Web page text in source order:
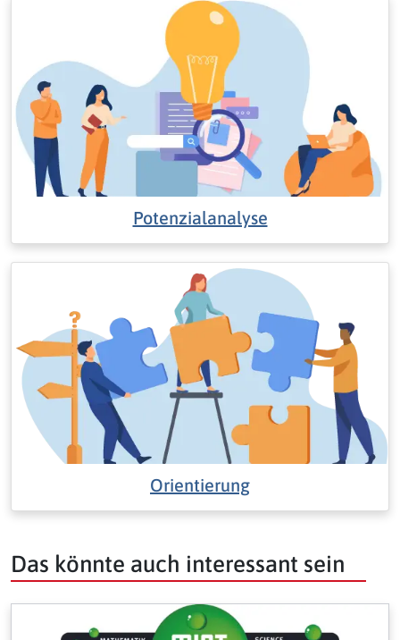
Potenzialanalyse
Orientierung
Das könnte auch interessant sein